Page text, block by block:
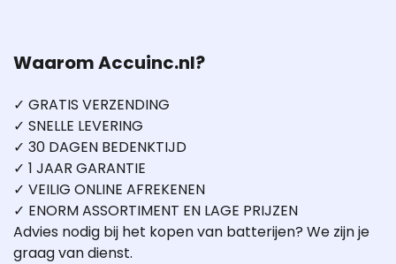
Waarom Accuinc.nl?
✓ GRATIS VERZENDING
✓ SNELLE LEVERING
✓ 30 DAGEN BEDENKTIJD
✓ 1 JAAR GARANTIE
✓ VEILIG ONLINE AFREKENEN
✓ ENORM ASSORTIMENT EN LAGE PRIJZEN
Advies nodig bij het kopen van batterijen? We zijn je
graag van dienst.